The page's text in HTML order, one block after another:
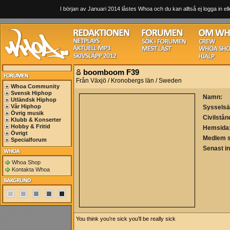
I början av Januari 2014 låstes Whoa och du kan alltså ej logga in
Whoa Community
Svensk Hiphop
Utländsk Hiphop
Vår Hiphop
Övrig musik
Klubb & Konserter
Hobby & Fritid
Övrigt
Specialforum
Whoa Shop
Kontakta Whoa
boomboom F39
Från Växjö / Kronobergs län / Sweden
Namn:
Medlem
Senast
You think you're sick you'll be really sick